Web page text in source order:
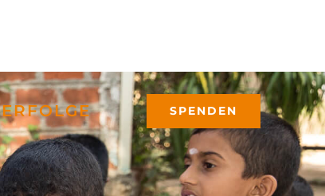
ERFOLGE SPENDEN